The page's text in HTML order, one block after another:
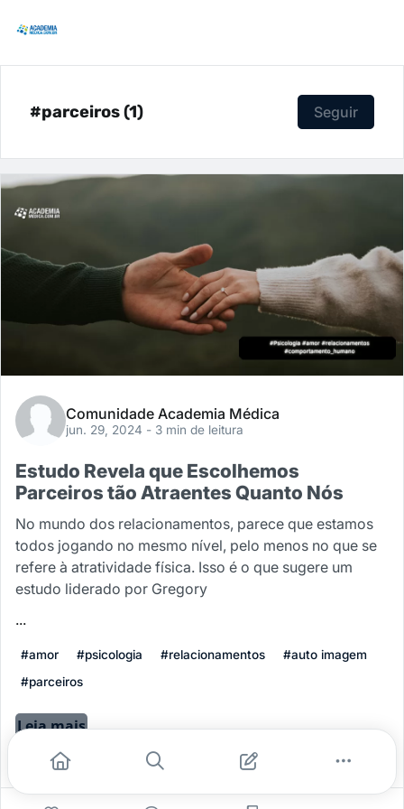
#parceiros (1) Seguir
Comunidade Academia Médica
jun. 29, 2024 - 3 min de leitura
Estudo Revela que Escolhemos
Parceiros tão Atraentes Quanto Nós
No mundo dos relacionamentos, parece que estamos
todos jogando no mesmo nível, pelo menos no que se
refere à atratividade física. Isso é o que sugere um
estudo liderado por Gregory
...
#amor #psicologia #relacionamentos
#auto imagem
#parceiros
Leia mais